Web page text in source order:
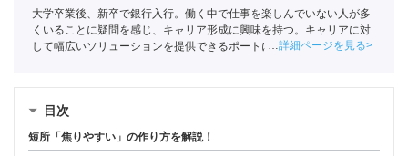
大学卒業後、新卒で銀行入行。働く中で仕事を楽しんでいない人が多
くいることに疑問を感じ、キャリア形成に興味を持つ。キャリアに対
して幅広いソリューションを提供できるポートに入社し、現在はキャ
詳細ページを見る
目次
短所「焦りやすい」の作り方を解説！